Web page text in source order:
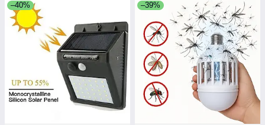
–40% –39%